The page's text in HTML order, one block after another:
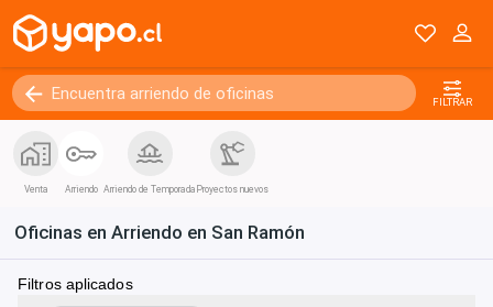
FILTRAR
Venta Arriendo Arriendo de Temporada Proyectos nuevos
Oficinas en Arriendo en San Ramón
Filtros aplicados